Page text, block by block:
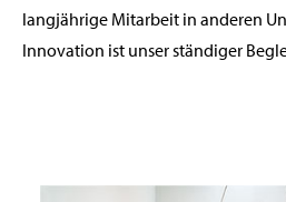
langjährige Mitarbeit in anderen
Innovation ist unser ständiger